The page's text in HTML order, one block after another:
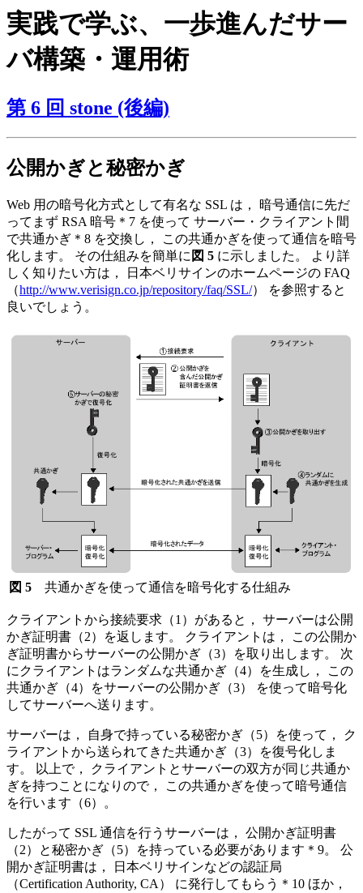
実践で学ぶ、一歩進んだサー
バ構築・運用術
第 6 回 stone (後編)
公開かぎと秘密かぎ
Web 用の暗号化方式として有名な SSL は， 暗号通信に先だ
ってまず RSA 暗号＊7 を使って サーバー・クライアント間
で共通かぎ＊8 を交換し， この共通かぎを使って通信を暗号
化します。 その仕組みを簡単に 図 5 に示しました。 より詳
しく知りたい方は， 日本ベリサインのホームページの FAQ
（http://www.verisign.co.jp/repository/faq/SSL/） を参照すると
良いでしょう。
図 5 共通かぎを使って通信を暗号化する仕組み
クライアントから接続要求（1）があると， サーバーは公開
かぎ証明書（2）を返します。 クライアントは， この公開か
ぎ証明書からサーバーの公開かぎ（3）を取り出します。 次
にクライアントはランダムな共通かぎ（4）を生成し， この
共通かぎ（4）をサーバーの公開かぎ（3） を使って暗号化
してサーバーへ送ります。
サーバーは， 自身で持っている秘密かぎ（5）を使って， ク
ライアントから送られてきた共通かぎ（3）を復号化しま
す。 以上で， クライアントとサーバーの双方が同じ共通か
ぎを持つことになりので， この共通かぎを使って暗号通信
を行います（6）。
したがって SSL 通信を行うサーバーは， 公開かぎ証明書
（2）と秘密かぎ（5）を持っている必要があります＊9。 公
開かぎ証明書は， 日本ベリサインなどの認証局
（Certification Authority, CA） に発行してもらう＊10 ほか，